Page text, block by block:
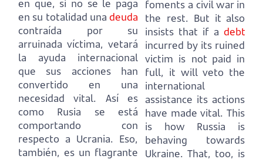
en que, si no se le paga
en su totalidad una deuda
contraída por su
arruinada víctima, vetará
la ayuda internacional
que sus acciones han
convertido en una
necesidad vital.
Así es
como Rusia se está
comportando con
respecto a Ucrania. Eso,
también, es un flagrante
foments a civil war in
the rest. But it also
insists that if a debt
incurred by its ruined
victim is not paid in
full, it will veto the
international
assistance its actions
have made vital. This
is how Russia is
behaving towards
Ukraine. That, too, is